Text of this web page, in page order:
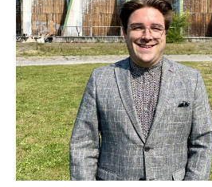
les
établissements
collégiaux